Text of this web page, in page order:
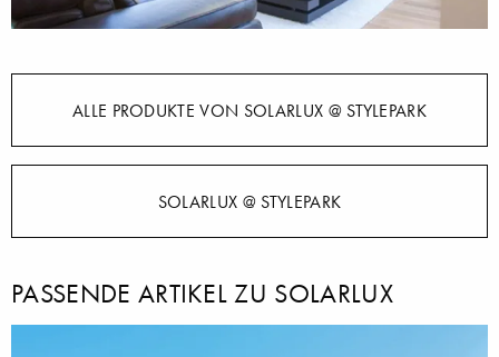
ALLE PRODUKTE VON SOLARLUX @ STYLEPARK
SOLARLUX @ STYLEPARK
PASSENDE ARTIKEL ZU SOLARLUX